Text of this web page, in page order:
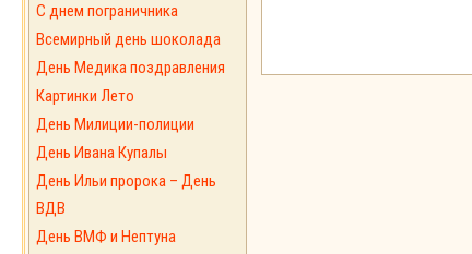
С днем пограничника
Всемирный день шоколада
День Медика поздравления
Картинки Лето
День Милиции-полиции
День Ивана Купалы
День Ильи пророка – День
ВДВ
День ВМФ и Нептуна